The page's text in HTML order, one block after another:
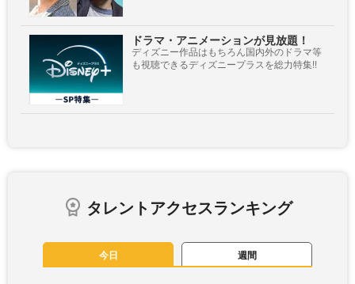
ドラマ・アニメーションが見放題！
ディズニー作品はもちろん国内外のドラマ等
も視聴できるディズニープラスを総力特集!!
タレントアクセスランキング
今日 週間